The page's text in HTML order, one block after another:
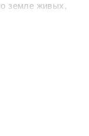
земле живых,